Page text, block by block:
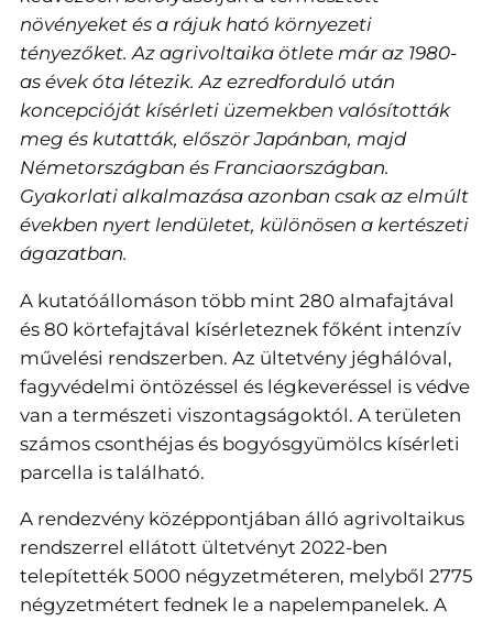
növényeket és a rájuk ható környezeti
tényezőket. Az agrivoltaika ötlete már az 1980-
as évek óta létezik. Az ezredforduló után
koncepcióját kísérleti üzemekben valósították
meg és kutatták, először Japánban, majd
Németországban és Franciaországban.
Gyakorlati alkalmazása azonban csak az elmúlt
években nyert lendületet, különösen a kertészeti
ágazatban.
A kutatóállomáson több mint 280 almafajtával
és 80 körtefajtával kísérleteznek főként intenzív
művelési rendszerben. Az ültetvény jéghálóval,
fagyvédelmi öntözéssel és légkeveréssel is védve
van a természeti viszontagságoktól. A területen
számos csonthéjas és bogyósgyümölcs kísérleti
parcella is található.
A rendezvény középpontjában álló agrivoltaikus
rendszerrel ellátott ültetvényt 2022-ben
telepítették 5000 négyzetméteren, melyből 2775
négyzetmétert fednek le a napelempanelek. A